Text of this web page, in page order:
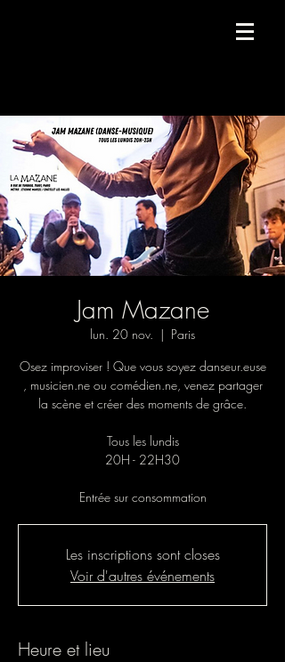
Jam Mazane
lun. 20 nov.
  |
Paris
Osez improviser ! Que vous soyez danseur.euse
, musicien.ne ou comédien.ne, venez partager
la scène et créer des moments de grâce.
Tous les lundis
20H - 22H30
Entrée sur consommation
Les inscriptions sont closes
Voir d'autres événements
Heure et lieu